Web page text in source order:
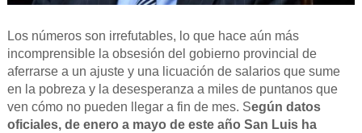
Los números son irrefutables, lo que hace aún más
incomprensible la obsesión del gobierno provincial de
aferrarse a un ajuste y una licuación de salarios que sume
en la pobreza y la desesperanza a miles de puntanos que
ven cómo no pueden llegar a fin de mes. Según datos
oficiales, de enero a mayo de este año San Luis ha